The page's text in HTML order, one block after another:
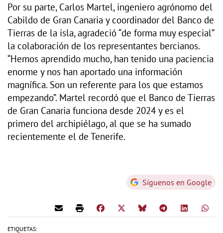
Por su parte, Carlos Martel, ingeniero agrónomo del
Cabildo de Gran Canaria y coordinador del Banco de
Tierras de la isla, agradeció “de forma muy especial”
la colaboración de los representantes bercianos.
“Hemos aprendido mucho, han tenido una paciencia
enorme y nos han aportado una información
magnífica. Son un referente para los que estamos
empezando”. Martel recordó que el Banco de Tierras
de Gran Canaria funciona desde 2024 y es el
primero del archipiélago, al que se ha sumado
recientemente el de Tenerife.
Síguenos en Google
ETIQUETAS: